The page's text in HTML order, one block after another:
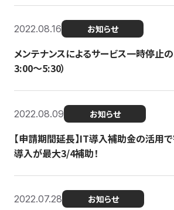
2022.08.16 お知らせ
メンテナンスによるサービス一時停止
3:00〜5:30）
2022.08.09 お知らせ
【申請期間延長】IT導入補助金の活用
導入が最大3/4補助！
2022.07.28 お知らせ